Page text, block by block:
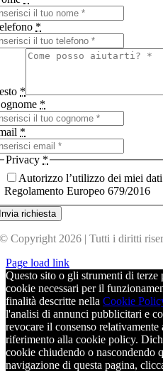
*
*
*
*
Privacy *
Autorizzo l’utilizzo dei miei
Regolamento Europeo 679/2016
richiesta
© Copyright 2026 | Tutti i diritti
Page load link
Questo sito o gli strumenti di terze
cookie necessari per il
finalità descritte nella Cookie
l'analisi di annunci pubblicitari e
revocare il consenso
riferimento alla cookie policy.
cookie chiudendo o nascondendo
navigazione di questa pagina,